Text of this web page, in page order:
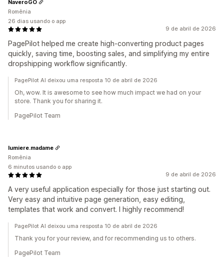
9 de abril de 2026
PagePilot helped me create high-converting product pages
quickly, saving time, boosting sales, and simplifying my entire
dropshipping workflow significantly.
NaveroGO
Romênia
26 dias usando o app
PagePilot AI deixou uma resposta 10 de abril de 2026
Oh, wow. It is awesome to see how much impact we had on your
store. Thank you for sharing it.
PagePilot Team
9 de abril de 2026
A very useful application especially for those just starting out.
Very easy and intuitive page generation, easy editing,
templates that work and convert. I highly recommend!
lumiere.madame
Romênia
6 minutos usando o app
PagePilot AI deixou uma resposta 10 de abril de 2026
Thank you for your review, and for recommending us to others.
PagePilot Team